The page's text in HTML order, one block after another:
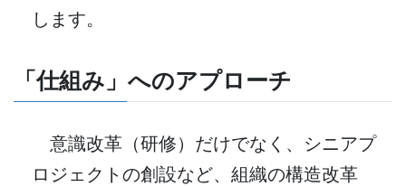
します。
「仕組み」へのアプローチ
意識改革（研修）だけでなく、シニアプ
ロジェクトの創設など、組織の構造改革